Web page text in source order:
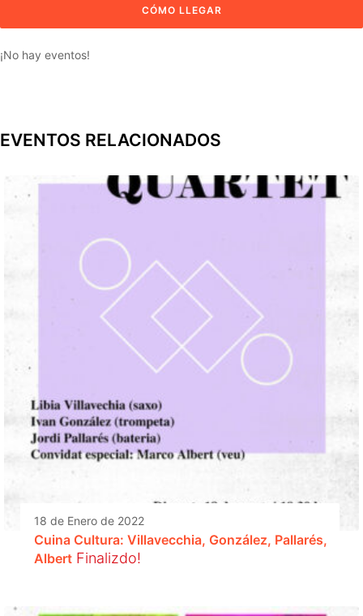
¡No hay eventos!
EVENTOS RELACIONADOS
18 de Enero de 2022
Cuina Cultura: Villavecchia, González, Pallarés,
Albert Finalizdo!